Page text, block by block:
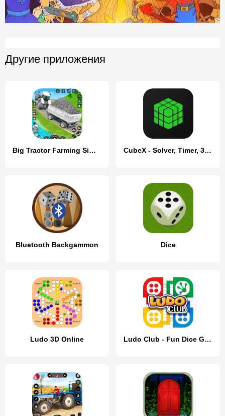
Другие приложения
Big Tractor Farming Simulator CubeX - Solver, Timer, 3D Cube
Bluetooth Backgammon Dice
Ludo 3D Online Ludo Club - Fun Dice Game